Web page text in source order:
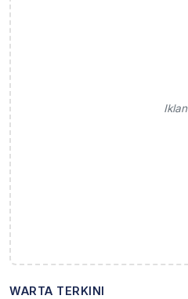
Iklan
WARTA TERKINI